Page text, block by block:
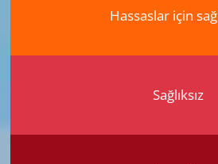
Hassaslar için
Sağlıksız